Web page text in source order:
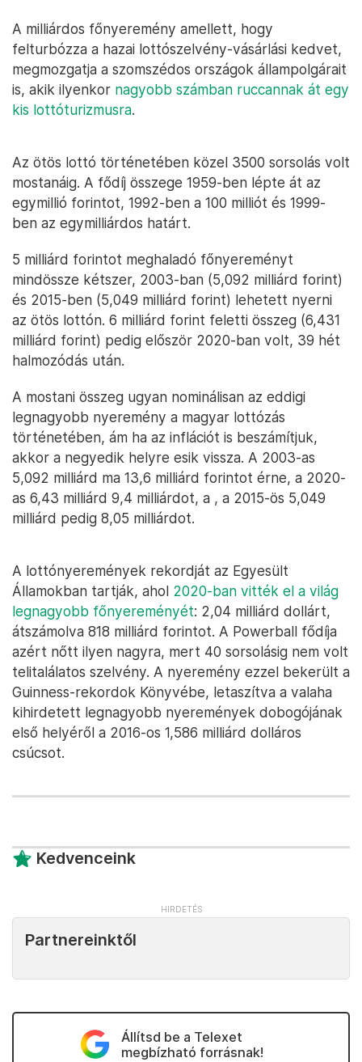
A milliárdos főnyeremény amellett, hogy
felturbózza a hazai lottószelvény-vásárlási kedvet,
megmozgatja a szomszédos országok állampolgárait
is, akik ilyenkor nagyobb számban ruccannak át egy
kis lottóturizmusra.
Az ötös lottó történetében közel 3500 sorsolás volt
mostanáig. A fődíj összege 1959-ben lépte át az
egymillió forintot, 1992-ben a 100 milliót és 1999-
ben az egymilliárdos határt.
5 milliárd forintot meghaladó főnyereményt
mindössze kétszer, 2003-ban (5,092 milliárd forint)
és 2015-ben (5,049 milliárd forint) lehetett nyerni
az ötös lottón. 6 milliárd forint feletti összeg (6,431
milliárd forint) pedig először 2020-ban volt, 39 hét
halmozódás után.
A mostani összeg ugyan nominálisan az eddigi
legnagyobb nyeremény a magyar lottózás
történetében, ám ha az inflációt is beszámítjuk,
akkor a negyedik helyre esik vissza. A 2003-as
5,092 milliárd ma 13,6 milliárd forintot érne, a 2020-
as 6,43 milliárd 9,4 milliárdot, a , a 2015-ös 5,049
milliárd pedig 8,05 milliárdot.
A lottónyeremények rekordját az Egyesült
Államokban tartják, ahol 2020-ban vitték el a világ
legnagyobb főnyereményét: 2,04 milliárd dollárt,
átszámolva 818 milliárd forintot. A Powerball fődíja
azért nőtt ilyen nagyra, mert 40 sorsolásig nem volt
telitalálatos szelvény. A nyeremény ezzel bekerült a
Guinness-rekordok Könyvébe, letaszítva a valaha
kihirdetett legnagyobb nyeremények dobogójának
első helyéről a 2016-os 1,586 milliárd dolláros
csúcsot.
Kedvenceink
Partnereinktől
Állítsd be a Telexet
megbízható forrásnak!